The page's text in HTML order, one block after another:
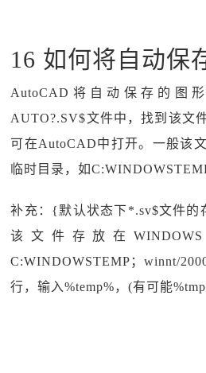
16 如何将自动保
AutoCAD将自动保存的图
AUTO?.SV$文件中，找到该文
可在AutoCAD中打开。一般该
临时目录，如
补充：{默认状态下*.sv$文件的
该文件存放在
C:WINDOWSTEMP；winnt/
行，输入%temp%，(有可能